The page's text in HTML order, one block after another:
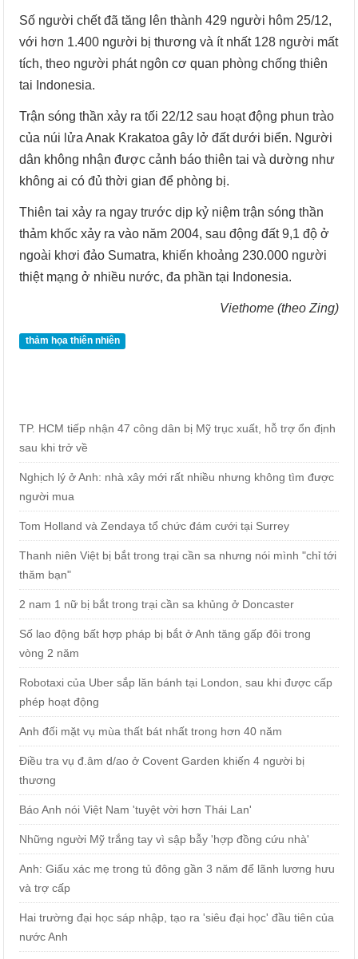
Số người chết đã tăng lên thành 429 người hôm 25/12,
với hơn 1.400 người bị thương và ít nhất 128 người mất
tích, theo người phát ngôn cơ quan phòng chống thiên
tai Indonesia.
Trận sóng thần xảy ra tối 22/12 sau hoạt động phun trào
của núi lửa Anak Krakatoa gây lở đất dưới biển. Người
dân không nhận được cảnh báo thiên tai và dường như
không ai có đủ thời gian để phòng bị.
Thiên tai xảy ra ngay trước dịp kỷ niệm trận sóng thần
thảm khốc xảy ra vào năm 2004, sau động đất 9,1 độ ở
ngoài khơi đảo Sumatra, khiến khoảng 230.000 người
thiệt mạng ở nhiều nước, đa phần tại Indonesia.
Viethome (theo Zing)
thảm họa thiên nhiên
TP. HCM tiếp nhận 47 công dân bị Mỹ trục xuất, hỗ trợ ổn định
sau khi trở về
Nghịch lý ở Anh: nhà xây mới rất nhiều nhưng không tìm được
người mua
Tom Holland và Zendaya tổ chức đám cưới tại Surrey
Thanh niên Việt bị bắt trong trại cần sa nhưng nói mình "chỉ tới
thăm bạn"
2 nam 1 nữ bị bắt trong trại cần sa khủng ở Doncaster
Số lao động bất hợp pháp bị bắt ở Anh tăng gấp đôi trong
vòng 2 năm
Robotaxi của Uber sắp lăn bánh tại London, sau khi được cấp
phép hoạt động
Anh đối mặt vụ mùa thất bát nhất trong hơn 40 năm
Điều tra vụ đ.âm d/ao ở Covent Garden khiến 4 người bị
thương
Báo Anh nói Việt Nam 'tuyệt vời hơn Thái Lan'
Những người Mỹ trắng tay vì sập bẫy 'hợp đồng cứu nhà'
Anh: Giấu xác mẹ trong tủ đông gần 3 năm để lãnh lương hưu
và trợ cấp
Hai trường đại học sáp nhập, tạo ra 'siêu đại học' đầu tiên của
nước Anh